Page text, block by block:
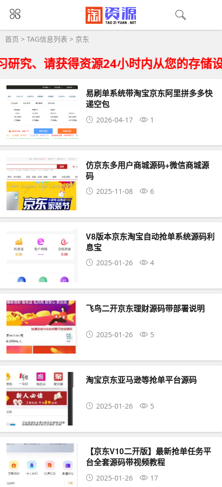
京东大全 - 京东相关资源下载
首页 > TAG信息列表 > 京东
、请获得资源24小时内从您的存储设
易刷单系统带淘宝京东阿里拼多多快
递空包
2026-04-17 1
仿京东多用户商城源码+微信商城源
码
2025-11-08 6
V8版本京东淘宝自动抢单系统源码利
息宝
2025-01-26 4
飞鸟二开京东理财源码带部署说明
2025-01-26 5
淘宝京东亚马逊等抢单平台源码
2025-01-26 5
【京东V10二开版】最新抢单任务平
台全套源码带视频教程
2025-01-26 17